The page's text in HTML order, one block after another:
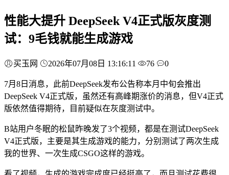
性能大提升 DeepSeek V4正式版灰度测
试：9毛钱就能生成游戏
买玉网 2026年07月08日 13:16:11 76 0
7月8日消息，此前DeepSeek发布公告称本月中旬会推出
DeepSeek V4正式版，虽然还有高峰期涨价的消息，但V4正式
版依然值得期待，目前疑似在灰度测试中。
B站用户冬眠的松鼠昨晚发了3个视频，都是在测试DeepSeek
V4正式版，主要是其生成游戏的能力，分别测试了两次生成
我的世界、一次生成CSGO这样的游戏。